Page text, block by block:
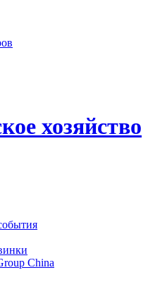
хозяйство